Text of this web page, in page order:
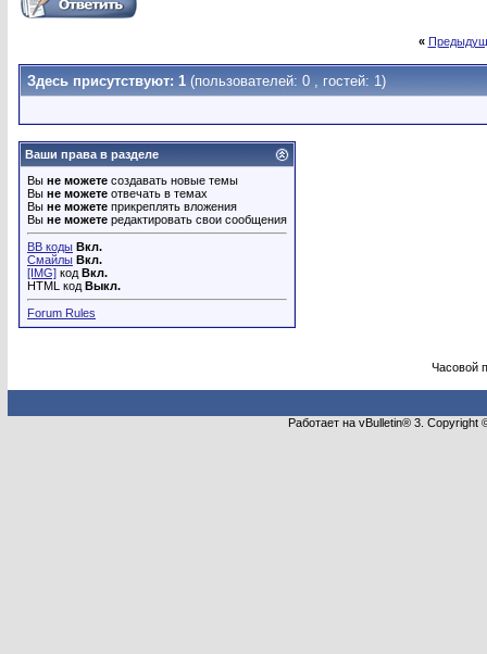
«
Здесь присутствуют: 1 (пользователей: 0 , гостей: 1)
Ваши права в разделе
Вы не можете создавать новые темы
Вы не можете отвечать в темах
Вы не можете прикреплять вложения
Вы не можете редактировать свои сообщения
BB коды Вкл.
Смайлы Вкл.
[IMG] код Вкл.
HTML код Выкл.
Forum Rules
Часовой
Работает на vBulletin® 3.